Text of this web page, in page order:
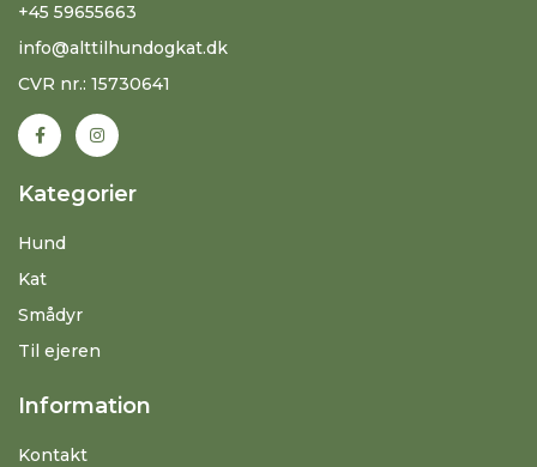
+45 59655663
info@alttilhundogkat.dk
CVR nr.: 15730641
Kategorier
Hund
Kat
Smådyr
Til ejeren
Information
Kontakt